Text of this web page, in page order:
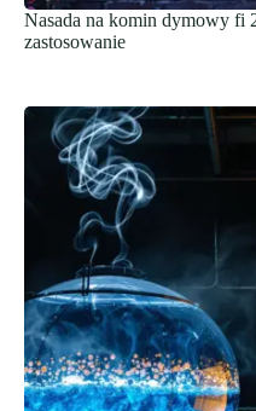
Nasada na komin dymowy fi
zastosowanie